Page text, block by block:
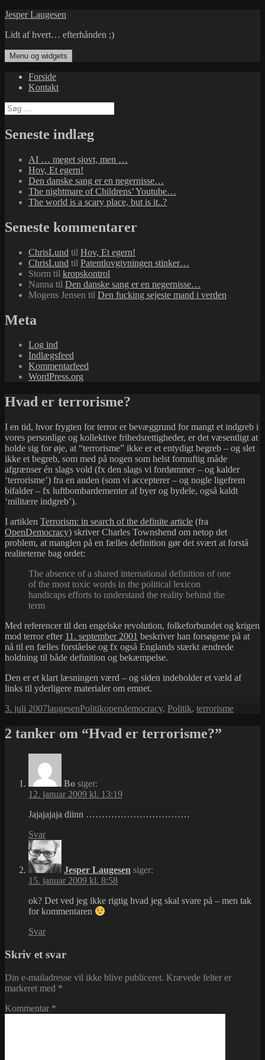
Hop
indhold
Jesper Laugesen
Lidt af hvert… efterhånden ;)
Menu og widgets
Forside
Kontakt
Søg
efter:
Seneste indlæg
AI … meget sjovt, men …
Hov, Et egern!
Den danske sang er en negernisse…
The nightmare of Childrens’ Youtube…
The world is a scary place, but is it..?
Seneste kommentarer
ChrisLund til Hov, Et egern!
ChrisLund til Patentlovgivningen stinker…
Storm til kropskontrol
Nanna til Den danske sang er en negernisse…
Mogens Jensen til Den fucking sejeste mand i verden
Meta
Log ind
Indlægsfeed
Kommentarfeed
WordPress.org
Hvad er terrorisme?
I en tid, hvor frygten for terror er bevæggrund for mangt et indgreb i
vores personlige og kollektive frihedsrettigheder, er det væsentligt at
holde sig for øje, at “terrorisme” ikke er et entydigt begreb – og slet
ikke et begreb, som med på nogen som helst fornuftig måde
afgrænser én slags vold (fx den slags vi fordømmer – og kalder
‘terrorisme’) fra en anden (som vi accepterer – og nogle ligefrem
bifalder – fx luftbombardementer af byer og bydele, også kaldt
‘militære indgreb’).
I artiklen Terrorism: in search of the definite article (fra
OpenDemocracy) skriver Charles Townshend om netop det
problem, at manglen på en fælles definition gør det svært at forstå
realiteterne bag ordet:
The absence of a shared international definition of one
of the most toxic words in the political lexicon
handicaps efforts to understand the reality behind the
term
Med referencer til den engelske revolution, folkeforbundet og krigen
mod terror efter 11. september 2001 beskriver han forsøgene på at
nå til en fælles forståelse og fx også Englands stærkt ændrede
holdning til både definition og bekæmpelse.
Den er et klart læsningen værd – og siden indeholder et væld af
links til yderligere materialer om emnet.
Udgivet
3. juli 2007Forfatter
laugesenKategorier
PolitikTags
opendemocracy, Politik, terrorisme
2 tanker om “Hvad er terrorisme?”
Bo siger:
12. januar 2009 kl. 13:19
Jajajajaja diinn ……………………………
Svar
Jesper Laugesen siger:
15. januar 2009 kl. 8:58
ok? Det ved jeg ikke rigtig hvad jeg skal svare på – men tak
for kommentaren
Svar
Skriv et svar
Din e-mailadresse vil ikke blive publiceret. Krævede felter er
markeret med *
Kommentar *